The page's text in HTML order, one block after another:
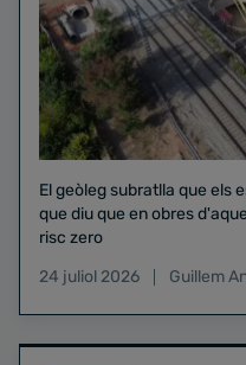
El geòleg subratlla que els
que diu que en obres
risc zero
24 juliol 2026
Guillem